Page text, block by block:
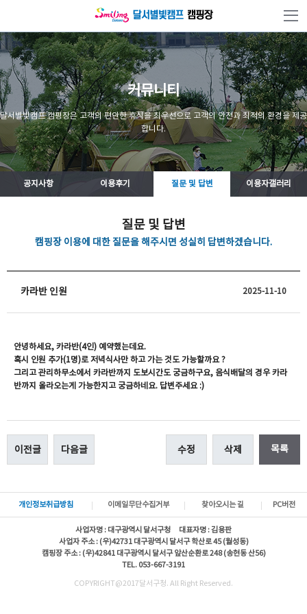
커뮤니티
달서별빛캠프 캠핑장은 고객의 편안한 휴식을 최우선으로 고객의 안전과 최적의 환경을 제공
합니다.
공지사항 이용후기 질문 및 답변 이용자갤러리
질문 및 답변
캠핑장 이용에 대한 질문을 해주시면 성실히 답변하겠습니다.
카라반 인원 2025-11-10
안녕하세요, 카라반(4인) 예약했는데요.
혹시 인원 추가(1명)로 저녁식사만 하고 가는 것도 가능할까요 ?
그리고 관리하무소에서 카라반까지 도보시간도 궁금하구요, 음식배달의 경우 카라
반까지 올라오는게 가능한지고 궁금하네요. 답변주세요 :)
이전글 다음글 수정 삭제 목록
개인정보취급방침 이메일무단수집거부 찾아오시는 길 PC버전
사업자명 : 대구광역시 달서구청 대표자명 : 김용판
사업자 주소 : (우)42731 대구광역시 달서구 학산로 45 (월성동)
캠핑장 주소 : (우)42841 대구광역시 달서구 앞산순환로 248 (송현동 산56)
TEL. 053-667-3191
COPYRIGHT@2017달서구청. All Right Reserved.